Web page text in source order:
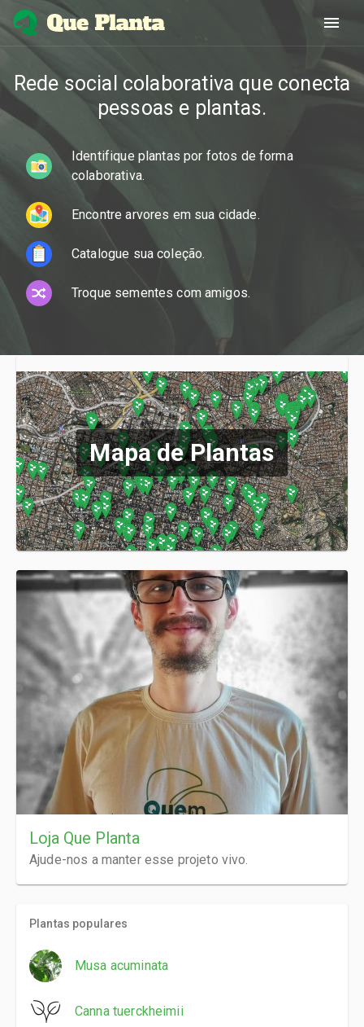
Rede social colaborativa que conecta
pessoas e plantas.
Identifique plantas por fotos de forma
colaborativa.
Encontre arvores em sua cidade.
Catalogue sua coleção.
Troque sementes com amigos.
Mapa de Plantas
Loja Que Planta
Ajude-nos a manter esse projeto vivo.
Plantas populares
Musa acuminata
Canna tuerckheimii